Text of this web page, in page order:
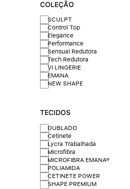
POS-PARTO E MATERNIDADE
DISFARÇA IMPERFEIÇÕES
POS-CIRURGICO
LEVANTA E MODELA
GESTAÇÃO E AMAMENTAÇÃO
FECHAMENTO FRONTAL
REDUTOR DE TAMANHO
DISFAÇA CULOTE
DISFARÇA CULOTE
COLEÇÃO
SCULPT
Control Top
Elegance
Performance
Sensual Redutora
Tech Redutora
VI LINGERIE
EMANA
NEW SHAPE
TECIDOS
DUBLADO
Cetinete
Lycra Trabalhada
Microfibra
MICROFIBRA EMANA®
POLIAMIDA
CETINETE POWER
SHAPE PREMIUM